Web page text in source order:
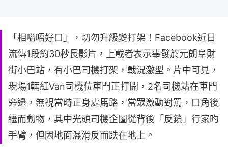
「相嗌唔好口」，切勿升級變打架！Facebook近日
流傳1段約30秒長影片，上載者表示事發於元朗阜財
街小巴站，有小巴司機打架，戰況激型。片中可見，
現場1輛紅Van司機位車門正打開，2名司機站在車門
旁邊，無視當時正身處馬路，當眾激動對罵，口角後
繼而動物，其中光頭司機企圖從背後「反鎖」行家旳
手臂，但因地面濕滑反而跌在地上。